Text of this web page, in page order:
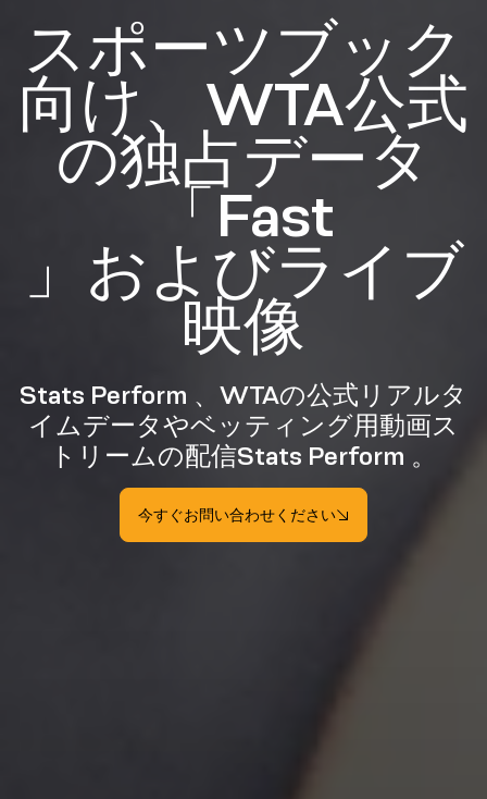
スポーツブック
向け、WTA公式
の独占データ
「Fast
」およびライブ
映像
Stats Perform 、WTAの公式リアルタ
イムデータやベッティング用動画ス
トリームの配信Stats Perform 。
今すぐお問い合わせください